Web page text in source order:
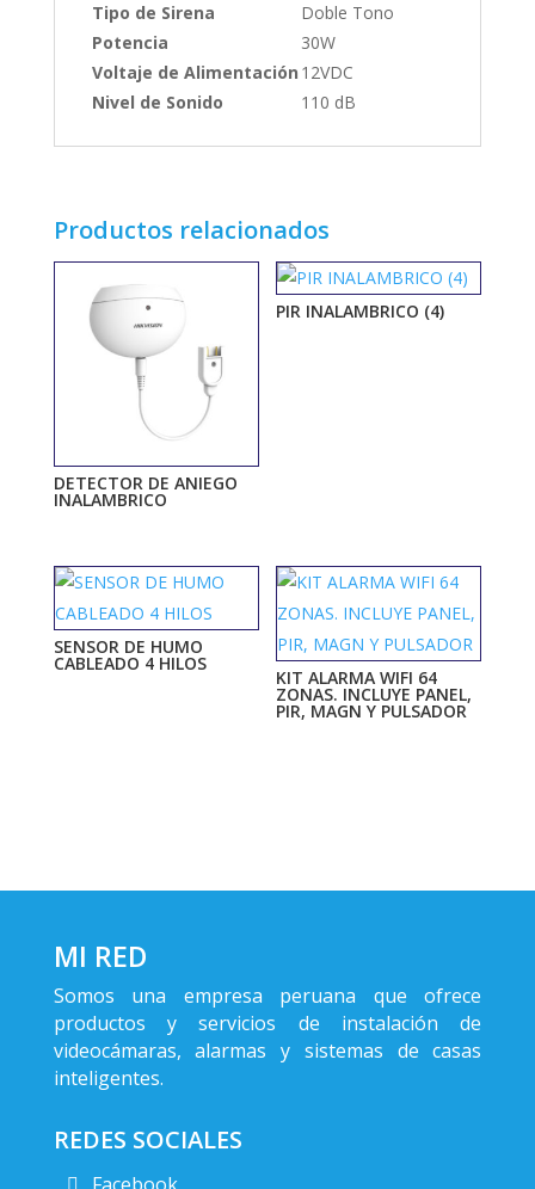
Tipo de Sirena
Doble Tono
Potencia
30W
Voltaje de Alimentación 12VDC
Nivel de Sonido
110 dB
Productos relacionados
DETECTOR DE ANIEGO
INALAMBRICO
PIR INALAMBRICO (4)
SENSOR DE HUMO
CABLEADO 4 HILOS
KIT ALARMA WIFI 64
ZONAS. INCLUYE PANEL,
PIR, MAGN Y PULSADOR
MI RED
Somos una empresa peruana que ofrece
productos y servicios de instalación de
videocámaras, alarmas y sistemas de casas
inteligentes.
REDES SOCIALES